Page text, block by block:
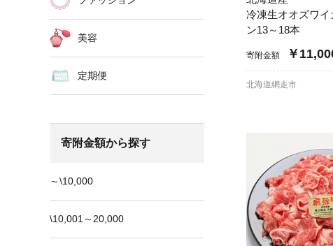
冷凍生オオズワイ
ン13～18本
寄附金額 ￥
北海道網走市
美容
定期便
寄附金額から探す
～\10,000
\10,001～20,000